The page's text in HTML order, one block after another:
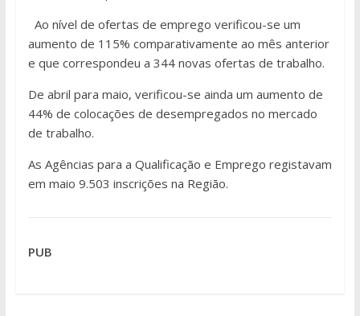
Ao nível de ofertas de emprego verificou-se um
aumento de 115% comparativamente ao mês anterior
e que correspondeu a 344 novas ofertas de trabalho.
De abril para maio, verificou-se ainda um aumento de
44% de colocações de desempregados no mercado
de trabalho.
As Agências para a Qualificação e Emprego registavam
em maio 9.503 inscrições na Região.
PUB